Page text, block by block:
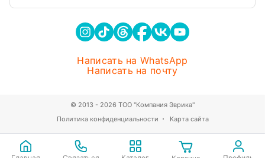
Написать на WhatsApp
Написать на почту
Политика конфиденциальности Карта сайта
© 2013 - 2026 ТОО "Компания Эврика"